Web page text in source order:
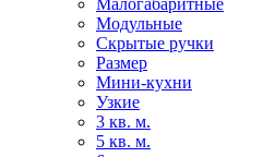
Малогабаритные
Модульные
Скрытые ручки
Размер
Мини-кухни
Узкие
3 кв. м.
5 кв. м.